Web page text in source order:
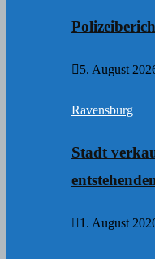
5. August
Ravensburg
Stadt
1. August